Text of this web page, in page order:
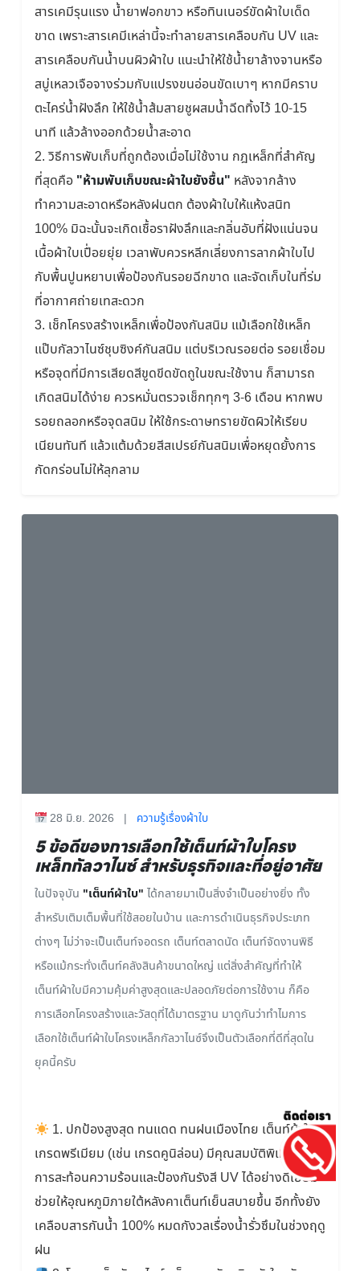
สารเคมีรุนแรง น้ำยาฟอกขาว หรือทินเนอร์ขัดผ้าใบเด็ด
ขาด เพราะสารเคมีเหล่านี้จะทำลายสารเคลือบกัน UV และ
สารเคลือบกันน้ำบนผิวผ้าใบ แนะนำให้ใช้น้ำยาล้างจานหรือ
สบู่เหลวเจือจางร่วมกับแปรงขนอ่อนขัดเบาๆ หากมีคราบ
ตะไคร่น้ำฝังลึก ให้ใช้น้ำส้มสายชูผสมน้ำฉีดทิ้งไว้ 10-15
นาที แล้วล้างออกด้วยน้ำสะอาด
2. วิธีการพับเก็บที่ถูกต้องเมื่อไม่ใช้งาน กฎเหล็กที่สำคัญ
ที่สุดคือ "ห้ามพับเก็บขณะผ้าใบยังชื้น" หลังจากล้าง
ทำความสะอาดหรือหลังฝนตก ต้องผ้าใบให้แห้งสนิท
100% มิฉะนั้นจะเกิดเชื้อราฝังลึกและกลิ่นอับที่ฝังแน่นจน
เนื้อผ้าใบเปื่อยยุ่ย เวลาพับควรหลีกเลี่ยงการลากผ้าใบไป
กับพื้นปูนหยาบเพื่อป้องกันรอยฉีกขาด และจัดเก็บในที่ร่ม
ที่อากาศถ่ายเทสะดวก
3. เช็กโครงสร้างเหล็กเพื่อป้องกันสนิม แม้เลือกใช้เหล็ก
แป๊บกัลวาไนซ์ชุบซิงค์กันสนิม แต่บริเวณรอยต่อ รอยเชื่อม
หรือจุดที่มีการเสียดสีขูดขีดขัดถูในขณะใช้งาน ก็สามารถ
เกิดสนิมได้ง่าย ควรหมั่นตรวจเช็กทุกๆ 3-6 เดือน หากพบ
รอยถลอกหรือจุดสนิม ให้ใช้กระดาษทรายขัดผิวให้เรียบ
เนียนทันที แล้วแต้มด้วยสีสเปรย์กันสนิมเพื่อหยุดยั้งการ
กัดกร่อนไม่ให้ลุกลาม
28 มิ.ย. 2026 | ความรู้เรื่องผ้าใบ
5 ข้อดีของการเลือกใช้เต็นท์ผ้าใบโครง
เหล็กกัลวาไนซ์ สำหรับธุรกิจและที่อยู่อาศัย
ในปัจจุบัน "เต็นท์ผ้าใบ" ได้กลายมาเป็นสิ่งจำเป็นอย่างยิ่ง ทั้ง
สำหรับเติมเต็มพื้นที่ใช้สอยในบ้าน และการดำเนินธุรกิจประเภท
ต่างๆ ไม่ว่าจะเป็นเต็นท์จอดรถ เต็นท์ตลาดนัด เต็นท์จัดงานพิธี
หรือแม้กระทั่งเต็นท์คลังสินค้าขนาดใหญ่ แต่สิ่งสำคัญที่ทำให้
เต็นท์ผ้าใบมีความคุ้มค่าสูงสุดและปลอดภัยต่อการใช้งาน ก็คือ
การเลือกโครงสร้างและวัสดุที่ได้มาตรฐาน มาดูกันว่าทำไมการ
เลือกใช้เต็นท์ผ้าใบโครงเหล็กกัลวาไนซ์จึงเป็นตัวเลือกที่ดีที่สุดใน
ยุคนี้ครับ
1. ปกป้องสูงสุด ทนแดด ทนฝนเมืองไทย เต็นท์ผ้าใบ
เกรดพรีเมียม (เช่น เกรดคูนิล่อน) มีคุณสมบัติพิเศษใน
การสะท้อนความร้อนและป้องกันรังสี UV ได้อย่างดีเยี่ยม
ช่วยให้อุณหภูมิภายใต้หลังคาเต็นท์เย็นสบายขึ้น อีกทั้งยัง
เคลือบสารกันน้ำ 100% หมดกังวลเรื่องน้ำรั่วซึมในช่วงฤดู
ฝน